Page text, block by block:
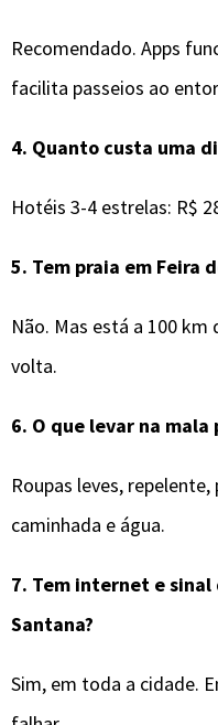
Recomendado. Apps
facilita passeios ao
4. Quanto custa uma
Hotéis 3-4 estrelas: R$
5. Tem praia em Feira
Não. Mas está a 100 km
volta.
6. O que levar na mala
Roupas leves,
caminhada e água.
7. Tem internet e sinal
Santana?
Sim, em toda a cidade.